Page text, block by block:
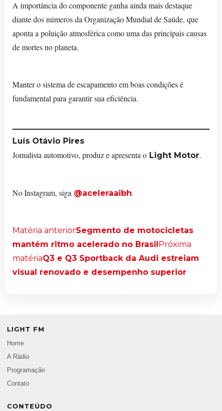
A importância do componente ganha ainda mais destaque
diante dos números da Organização Mundial de Saúde, que
aponta a poluição atmosférica como uma das principais causas
de mortes no planeta.
Manter o sistema de escapamento em boas condições é
fundamental para garantir sua eficiência.
Luís Otávio Pires
Jornalista automotivo, produz e apresenta o Light Motor.
No Instagram, siga @aceleraaibh.
Matéria anteriorSegmento de motocicletas
mantém ritmo acelerado no Brasil Próxima
matériaQ3 e Q3 Sportback da Audi estreiam
visual renovado e desempenho superior
LIGHT FM
Home
A Rádio
Programação
Contato
CONTEÚDO